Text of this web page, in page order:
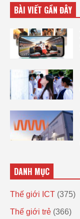
BÀI VIẾT GẦN ĐÂY
DANH MỤC
Thế giới ICT (375)
Thế giới trẻ (366)